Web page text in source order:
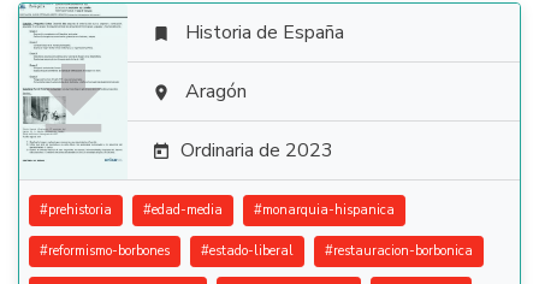

 Historia de España
 Aragón
 Ordinaria de 2023
#prehistoria #edad-media #monarquia-hispanica
#reformismo-borbones #estado-liberal #restauracion-borbonica